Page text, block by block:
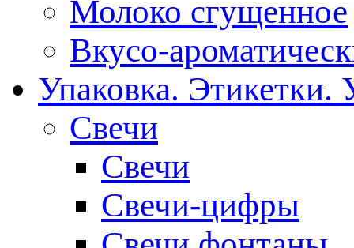
Молоко сгущенное
Вкусо-
Упаковка. Этикетки.
Свечи
Свечи
Свечи-цифры